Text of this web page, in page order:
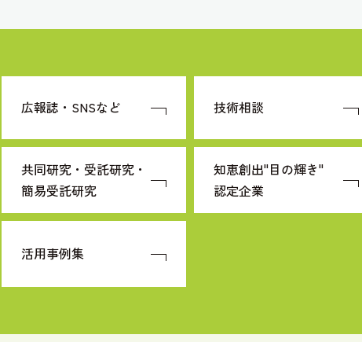
広報誌・SNSなど 技術相談
共同研究・受託研究・
簡易受託研究
知恵創出"目の輝き"
認定企業
活用事例集